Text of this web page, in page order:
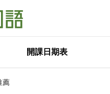
開課日期表
薦